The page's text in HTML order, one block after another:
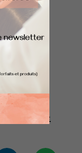
cet Article